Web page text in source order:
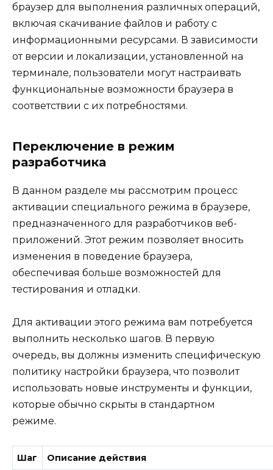
браузер для выполнения различных операций,
включая скачивание файлов и работу с
информационными ресурсами. В зависимости
от версии и локализации, установленной на
терминале, пользователи могут настраивать
функциональные возможности браузера в
соответствии с их потребностями.
Переключение в режим
разработчика
В данном разделе мы рассмотрим процесс
активации специального режима в браузере,
предназначенного для разработчиков веб-
приложений. Этот режим позволяет вносить
изменения в поведение браузера,
обеспечивая больше возможностей для
тестирования и отладки.
Для активации этого режима вам потребуется
выполнить несколько шагов. В первую
очередь, вы должны изменить специфическую
политику настройки браузера, что позволит
использовать новые инструменты и функции,
которые обычно скрыты в стандартном
режиме.
Шаг Описание действия